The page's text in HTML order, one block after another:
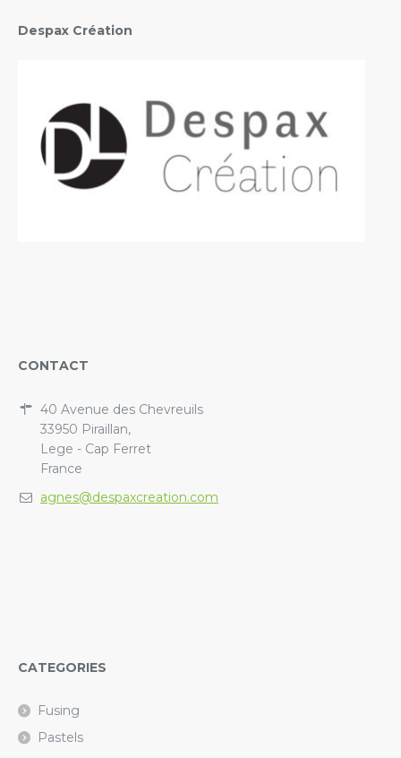
Despax Création
CONTACT
40 Avenue des Chevreuils
33950 Piraillan,
Lege - Cap Ferret
France
agnes@despaxcreation.com
CATEGORIES
Fusing
Pastels